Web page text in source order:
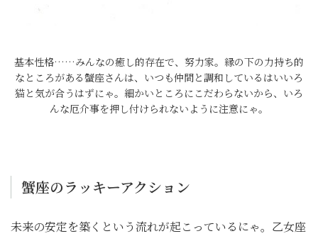
基本性格……みんなの癒し的存在で、努力家。縁の下の力持ち的
なところがある蟹座さんは、いつも仲間と調和しているはいいろ
猫と気が合うはずにゃ。細かいところにこだわらないから、いろ
んな厄介事を押し付けられないように注意にゃ。
蟹座のラッキーアクション
未来の安定を築くという流れが起こっているにゃ。乙女座